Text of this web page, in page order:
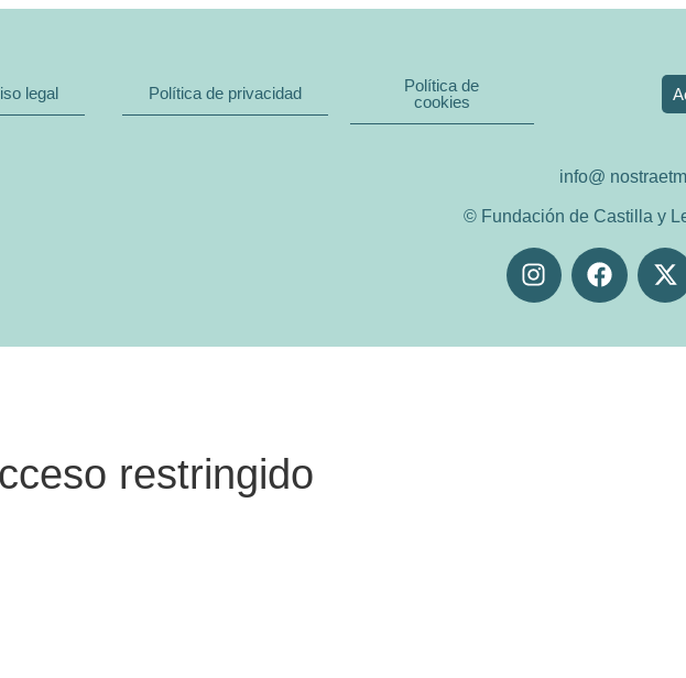
legal Política de privacidad
Política de
cookies
info@
© Fundación de Castilla y
restringido